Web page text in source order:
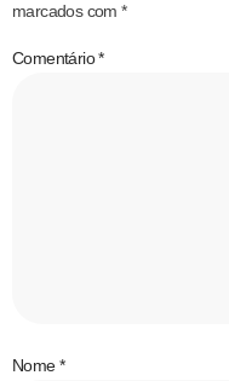
marcados com*
Comentário*
Nome*